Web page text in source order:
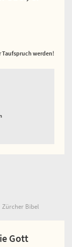
Taufspruch werden!
Zürcher Bibel
Gott